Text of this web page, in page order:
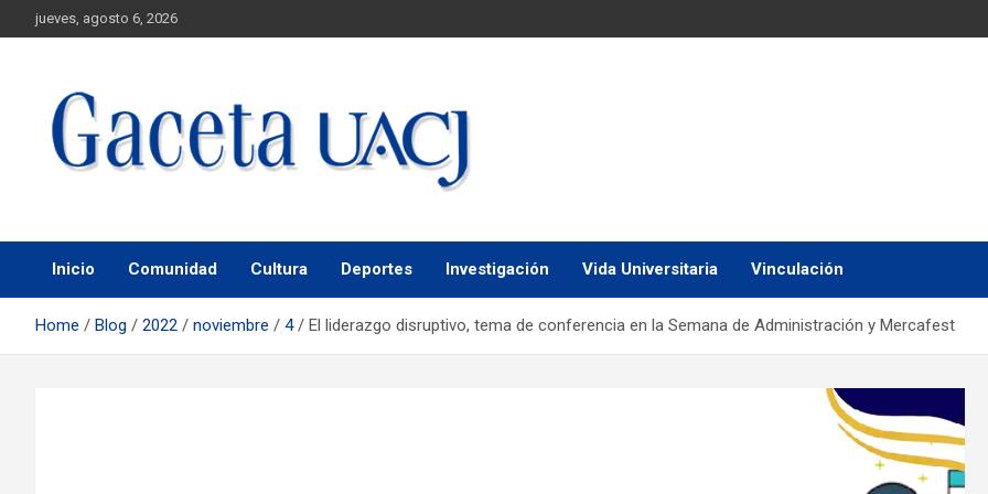
jueves, agosto 6, 2026
Gaceta UACJ
Inicio Comunidad Cultura Deportes Investigación Vida Universitaria Vinculación
Home Blog 2022 noviembre 4 El liderazgo disruptivo, tema de conferencia en la Semana de Administración y Mercafest